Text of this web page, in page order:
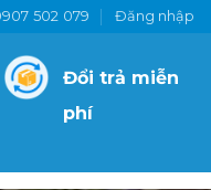
502 079 Đăng nhập
Đổi trả miễn
phí